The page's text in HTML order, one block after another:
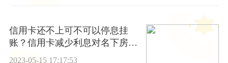
信用卡还不上可不可以停息挂
账？信用卡减少利息对名下房产
有影响吗？ 环球热文
2023-05-15 17:17:53